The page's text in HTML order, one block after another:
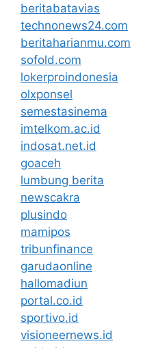
beritabatavias
technonews24.com
beritaharianmu.com
sofold.com
lokerproindonesia
olxponsel
semestasinema
imtelkom.ac.id
indosat.net.id
goaceh
lumbung berita
newscakra
plusindo
mamipos
tribunfinance
garudaonline
hallomadiun
portal.co.id
sportivo.id
visioneernews.id